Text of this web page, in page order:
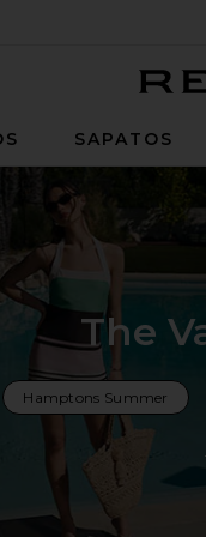
SAPATOS
The
Hamptons Summer